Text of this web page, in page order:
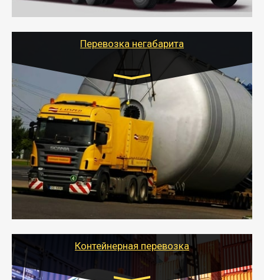
- Тайгер Логистик поможет быстро перевезти
скоропортящиеся продукты в любой город России с
Перевозка негабарита
Цена за км. Рассчитывается
индивидуально
- Перевозка техники и негабаритных грузов
осуществляется после получения разрешения на
перевозку (обычно 7-14 дней).
- Тайгер Логистик в короткие сроки поможет вам
качественно и безопасно перевезти негабаритные
грузы по всей России тралом, манипулятором и
другим транспортом и подобрать оптимальный
Контейнерная перевозка